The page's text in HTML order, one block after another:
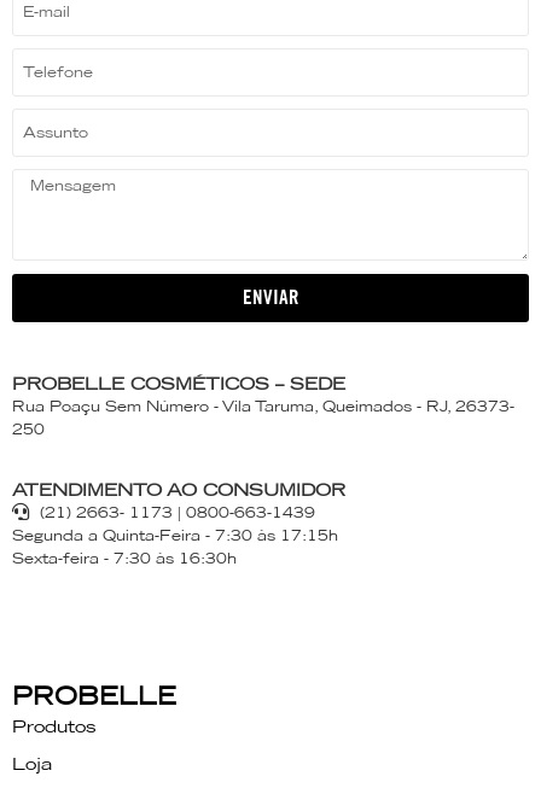
ENVIAR
PROBELLE COSMÉTICOS – SEDE
Rua Poaçu Sem Número - Vila Taruma, Queimados - RJ, 26373-
250
ATENDIMENTO AO CONSUMIDOR
(21) 2663- 1173 | 0800-663-1439
Segunda a Quinta-Feira - 7:30 às 17:15h
Sexta-feira - 7:30 às 16:30h
PROBELLE
Produtos
Loja